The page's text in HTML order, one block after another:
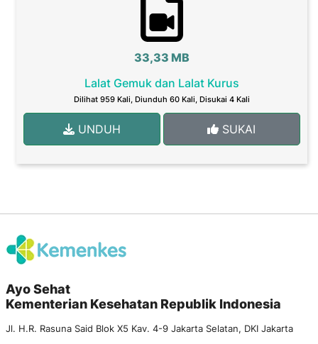
33,33 MB
Lalat Gemuk dan Lalat Kurus
Dilihat 959 Kali, Diunduh 60 Kali, Disukai 4 Kali
UNDUH SUKAI
Ayo Sehat
Kementerian Kesehatan Republik Indonesia
Jl. H.R. Rasuna Said Blok X5 Kav. 4-9 Jakarta Selatan, DKI Jakarta